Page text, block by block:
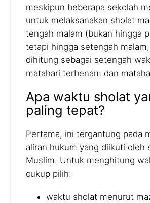
meskipun beberapa sekolah
untuk melaksanakan sholat
tengah malam (bukan hingga
tetapi hingga setengah
dihitung sebagai setengah
matahari terbenam dan
Apa waktu sholat
paling tepat?
Pertama, ini tergantung pada
aliran hukum yang diikuti oleh
Muslim. Untuk menghitung
cukup pilih:
waktu sholat menurut